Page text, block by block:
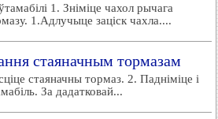
1. Зніміце чахол рычага
1.Адлучыце заціск чахла....
стаяначным тормазам
стаяначны тормаз. 2. Падніміце і
За дадатковай...